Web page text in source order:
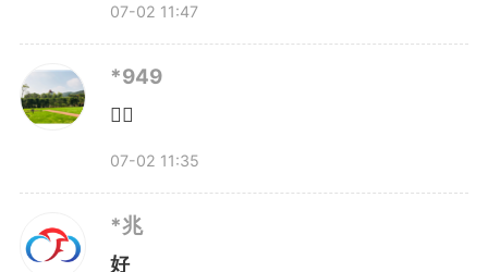
07-02 11:47
*949
👍🏻
07-02 11:35
*兆
好